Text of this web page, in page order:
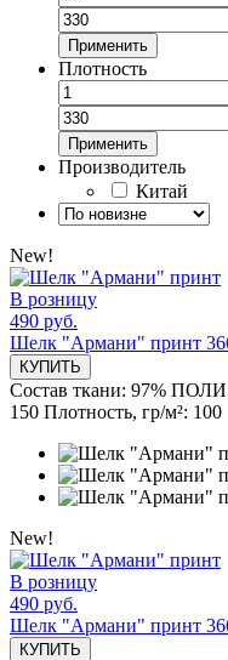
Применить
Плотность
Применить
Производитель
Китай
New!
В розницу
490 руб.
Шелк "Армани" принт
КУПИТЬ
Состав ткани: 97%
150 Плотность, гр/м²: 100
New!
В розницу
490 руб.
Шелк "Армани" принт
КУПИТЬ